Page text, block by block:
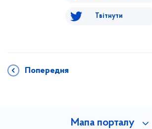
Твітнути
Попередня
Мапа порталу